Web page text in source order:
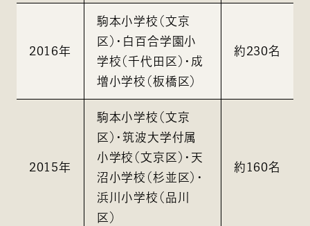
2016年
駒本小学校（文京
区）・白百合学園小
学校（千代田区）・成
増小学校（板橋区）
約230名
2015年
駒本小学校（文京
区）・筑波大学付属
小学校（文京区）・天
沼小学校（杉並区）・
浜川小学校（品川
区）
約160名